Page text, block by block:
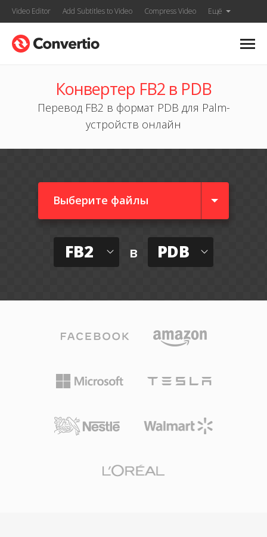
Video Editor Add Subtitles to Video Compress Video Ещё
Конвертер FB2 в PDB
Перевод FB2 в формат PDB для Palm-
устройств онлайн
Выберите файлы
FB2 в PDB